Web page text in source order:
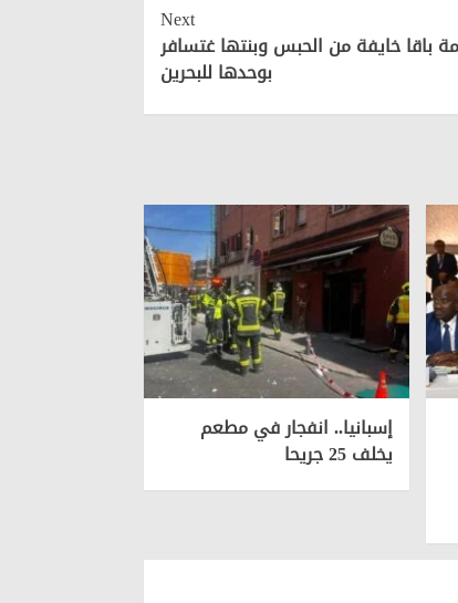
Next
باقا خايفة من الحبس وبنتها غتسافر
بوحدها للبحرين
إسبانيا.. انفجار في مطعم
يخلف 25 جريحا